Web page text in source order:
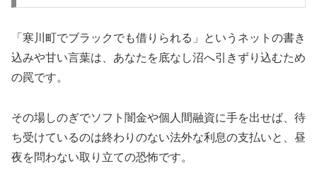
「寒川町でブラックでも借りられる」というネットの書き
込みや甘い言葉は、あなたを底なし沼へ引きずり込むため
の罠です。
その場しのぎでソフト闇金や個人間融資に手を出せば、待
ち受けているのは終わりのない法外な利息の支払いと、昼
夜を問わない取り立ての恐怖です。